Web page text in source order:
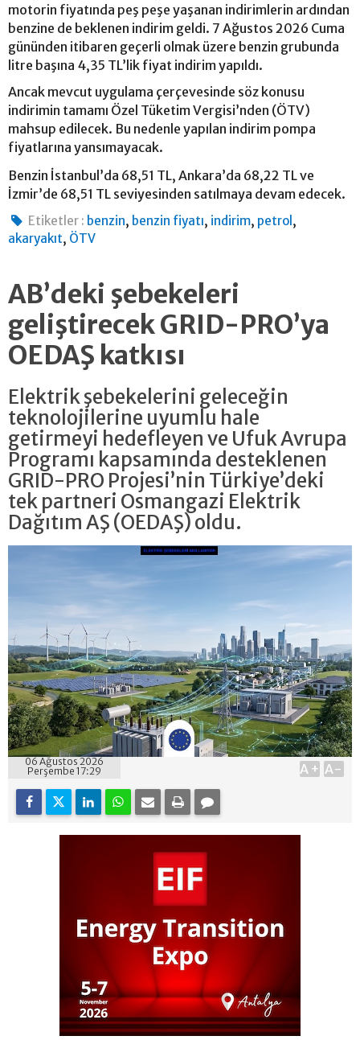
motorin fiyatında peş peşe yaşanan indirimlerin ardından
benzine de beklenen indirim geldi. 7 Ağustos 2026 Cuma
gününden itibaren geçerli olmak üzere benzin grubunda
litre başına 4,35 TL’lik fiyat indirim yapıldı.
Ancak mevcut uygulama çerçevesinde söz konusu
indirimin tamamı Özel Tüketim Vergisi’nden (ÖTV)
mahsup edilecek. Bu nedenle yapılan indirim pompa
fiyatlarına yansımayacak.
Benzin İstanbul’da 68,51 TL, Ankara’da 68,22 TL ve
İzmir’de 68,51 TL seviyesinden satılmaya devam edecek.
Etiketler : benzin, benzin fiyatı, indirim, petrol ,
akaryakıt, ÖTV
AB’deki şebekeleri
geliştirecek GRID-PRO’ya
OEDAŞ katkısı
Elektrik şebekelerini geleceğin
teknolojilerine uyumlu hale
getirmeyi hedefleyen ve Ufuk Avrupa
Programı kapsamında desteklenen
GRID-PRO Projesi’nin Türkiye’deki
tek partneri Osmangazi Elektrik
Dağıtım AŞ (OEDAŞ) oldu.
06 Ağustos 2026
Perşembe 17:29
A+ A-